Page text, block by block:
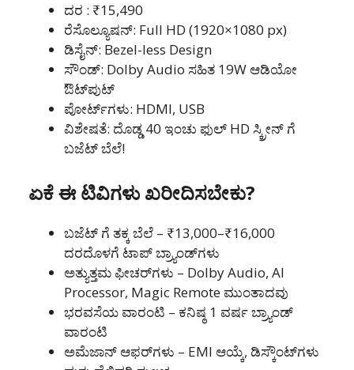
ದರ : ₹15,490
ರೆಸೊಲ್ಯೂಷನ್: Full HD (1920×1080 px)
ಡಿಸೈನ್: Bezel-less Design
ಸೌಂಡ್: Dolby Audio ಸಹಿತ 19W ಆಡಿಯೋ
ಔಟ್‌ಪುಟ್
ಪೋರ್ಟ್‌ಗಳು: HDMI, USB
ವಿಶೇಷತೆ: ದೊಡ್ಡ 40 ಇಂಚು ಫುಲ್ HD ಸ್ಕ್ರೀನ್ ಗೆ
ಬಜೆಟ್‌ ಬೆಲೆ!
ಏಕೆ ಈ ಟಿವಿಗಳು ಖರೀದಿಸಬೇಕು?
ಬಜೆಟ್ ಗೆ ತಕ್ಕ ಬೆಲೆ – ₹13,000–₹16,000
ದರದೊಳಗೆ ಟಾಪ್ ಬ್ರ್ಯಾಂಡ್‌ಗಳು
ಅತ್ಯುತ್ತಮ ಫೀಚರ್‌ಗಳು – Dolby Audio, AI
Processor, Magic Remote ಮುಂತಾದವು
ಭರವಸೆಯ ವಾರಂಟಿ – ಕನಿಷ್ಠ 1 ವರ್ಷ ಬ್ರ್ಯಾಂಡ್
ವಾರಂಟಿ
ಅಮೆಜಾನ್ ಆಫರ್‌ಗಳು – EMI ಆಯ್ಕೆ, ಡಿಸ್ಕೌಂಟ್‌ಗಳು